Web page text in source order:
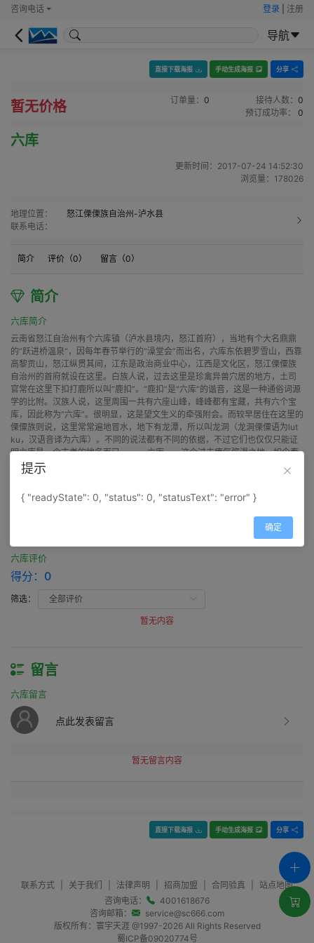
咨询电话 登录 注册
导航
直接下载海报 手动生成海报 分享
暂无价格 订单量： 0 接待人数： 0
预订成功率：
0
六库
更新时间： 2017-07-24 14:52:30
浏览量： 178026
地理位置：
怒江傈傈族自治州-泸水县
联系电话：
简介 评价（0） 留言（0）
简介
六库简介
云南省怒江自治州有个六库镇（泸水县境内，怒江首府），当地有个大名鼎鼎
的”跃进桥温泉“，因每年春节举行的“澡堂会”而出名，六库东依碧罗雪山，西靠
高黎贡山，怒江纵贯其间，江东是政治商业中心，江西是文化区，怒江傈僳族
自治州的首府就设在这里。白族人说，过去这里是珍禽异兽穴居的地方，土司
官常在这里下扣打鹿所以叫“鹿扣”。“鹿扣”是“六库”的谐音，这是一种通俗词源
学的比附。汉族人说，这里周围一共有六座山峰，峰峰都有宝藏，共有六个宝
库，因此称为“六库”。很明显，这是望文生义的牵强附会。而较早居住在这里的
傈僳族则说，这里常常遍地冒水，地下有龙潭，所以叫龙洞（龙洞傈僳语为lut
ku，汉语音译为六库）。不同的说法都有不同的依据，不过它们也仅仅只能证
明六库是一个古老的地名而已。 六库——这个过去瘴气弥漫之地，如今春
意盎然，充满生机。每当夜幕降临，沿江两岸的楼房建筑和灿烂的灯火倒映怒
江，泛起闪闪光波，犹如一幅幅恬静优美的夜景画，凡是到过这里的游人无不
六库评价
得分： 0
筛选：
暂无内容
留言
六库留言
点此发表留言
暂无留言内容
直接下载海报 手动生成海报 分享
联系方式 关于我们 法律声明 招商加盟 合同验真
站点地图
咨询电话：
4001618676
咨询邮箱：
service@sc666.com
版权所有：寰宇天涯 @1997-2026All Rights Reserved
蜀ICP备09020774号
提示
{ "readyState": 0, "status": 0, "statusText": "error" }
确定